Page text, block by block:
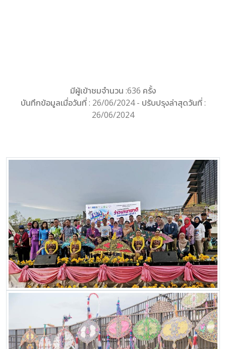
มีผู้เข้าชมจำนวน :636 ครั้ง
บันทึกข้อมูลเมื่อวันที่ : 26/06/2024 - ปรับปรุงล่าสุดวันที่ :
26/06/2024